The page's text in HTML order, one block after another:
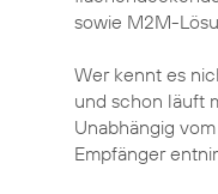
sowie M2M-
Wer kennt es
und schon läuft
Unabhängig
Empfänger